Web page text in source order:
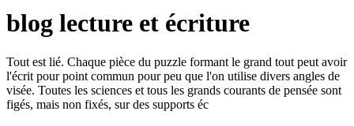
blog lecture et écriture
Tout est lié. Chaque pièce du puzzle formant le grand tout peut avoir
l'écrit pour point commun pour peu que l'on utilise divers angles de
visée. Toutes les sciences et tous les grands courants de pensée sont
figés, mais non fixés, sur des supports éc